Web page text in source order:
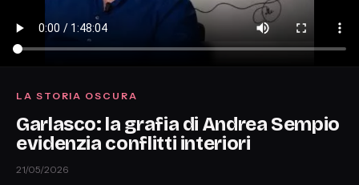
LA STORIA OSCURA
Garlasco: la grafia di Andrea Sempio
evidenzia conflitti interiori
21/05/2026